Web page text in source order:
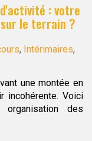
: votre
le terrain ?
, Intérimaires,
une montée en
incohérente. Voici
organisation des